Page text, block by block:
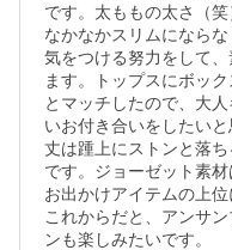
です。太ももの太さ（
なかなかスリムになら
気をつける努力をして
ます。トップスにボッ
とマッチしたので、大
いお付き合いをしたいと
丈は踵上にストンと落
です。ジョーゼット素
お出かけアイテムの上位
これからだと、アンサ
ンも楽しみたいです。